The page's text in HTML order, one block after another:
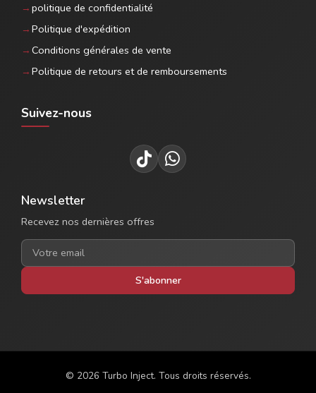
politique de confidentialité
Politique d'expédition
Conditions générales de vente
Politique de retours et de remboursements
Suivez-nous
Newsletter
Recevez nos dernières offres
S'abonner
© 2026 Turbo Inject. Tous droits réservés.